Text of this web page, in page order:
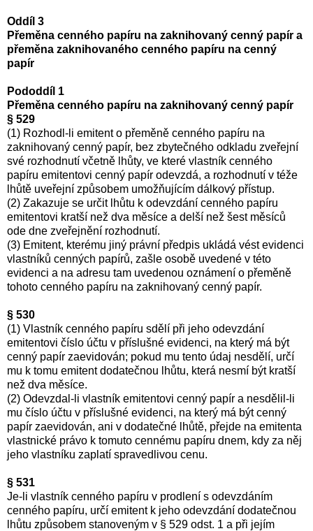
Oddíl 3
Přeměna cenného papíru na zaknihovaný cenný papír a
přeměna zaknihovaného cenného papíru na cenný
papír
Pododdíl 1
Přeměna cenného papíru na zaknihovaný cenný papír
§ 529
(1) Rozhodl-li emitent o přeměně cenného papíru na
zaknihovaný cenný papír, bez zbytečného odkladu zveřejní
své rozhodnutí včetně lhůty, ve které vlastník cenného
papíru emitentovi cenný papír odevzdá, a rozhodnutí v téže
lhůtě uveřejní způsobem umožňujícím dálkový přístup.
(2) Zakazuje se určit lhůtu k odevzdání cenného papíru
emitentovi kratší než dva měsíce a delší než šest měsíců
ode dne zveřejnění rozhodnutí.
(3) Emitent, kterému jiný právní předpis ukládá vést evidenci
vlastníků cenných papírů, zašle osobě uvedené v této
evidenci a na adresu tam uvedenou oznámení o přeměně
tohoto cenného papíru na zaknihovaný cenný papír.
§ 530
(1) Vlastník cenného papíru sdělí při jeho odevzdání
emitentovi číslo účtu v příslušné evidenci, na který má být
cenný papír zaevidován; pokud mu tento údaj nesdělí, určí
mu k tomu emitent dodatečnou lhůtu, která nesmí být kratší
než dva měsíce.
(2) Odevzdal-li vlastník emitentovi cenný papír a nesdělil-li
mu číslo účtu v příslušné evidenci, na který má být cenný
papír zaevidován, ani v dodatečné lhůtě, přejde na emitenta
vlastnické právo k tomuto cennému papíru dnem, kdy za něj
jeho vlastníku zaplatí spravedlivou cenu.
§ 531
Je-li vlastník cenného papíru v prodlení s odevzdáním
cenného papíru, určí emitent k jeho odevzdání dodatečnou
lhůtu způsobem stanoveným v § 529 odst. 1 a při jejím